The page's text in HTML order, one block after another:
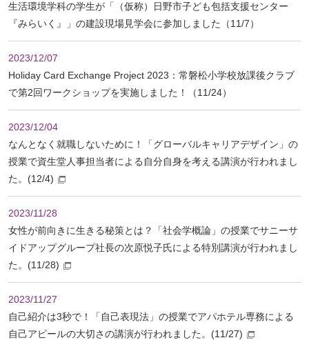
生活環境学科の学生が「（仮称）日野市子ども包括支援センター
『みらいく』」の建設現場見学会に参加しました（11/7）
2023/12/07
Holiday Card Exchange Project 2023：常磐松小学校放課後クラブ
で第2回ワークショップを実施しました！（11/24）
2023/12/04
なんとなく就職しないために！「グローバルキャリアデザイン」の
授業で資生堂人事担当者による自分自身を考える講演が行われまし
た。(12/4)
2023/11/28
女性が前向きに生きる秘策とは？「社会学概論」の授業でサニーサ
イドアップグループ社長の次原悦子氏による特別講演が行われまし
た。(11/28)
2023/11/27
自己紹介は3秒で！「自己表現法」の授業でアパホテル専務による
自己アピールの大切さの講演が行われました。(11/27)